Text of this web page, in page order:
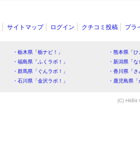
サイトマップ ログイン クチコミ投稿 プラ
・栃木県「栃ナビ！」
・熊本県「
・福島県「ふくラボ！」
・新潟県「
・群馬県「ぐんラボ！」
・香川県「
・石川県「金沢ラボ！」
・鹿児島県
(C) HitBit